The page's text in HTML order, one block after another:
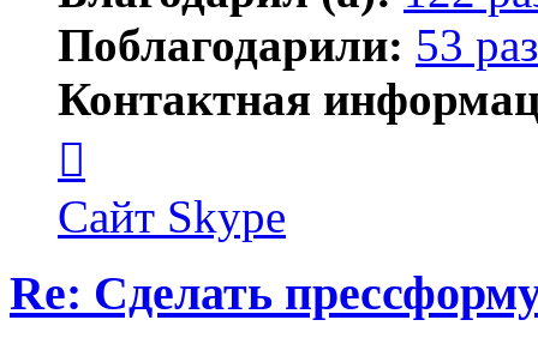
Поблагодарили: 53
Контактная
пользователя
MFS
Сайт Skype
Re: Сделать